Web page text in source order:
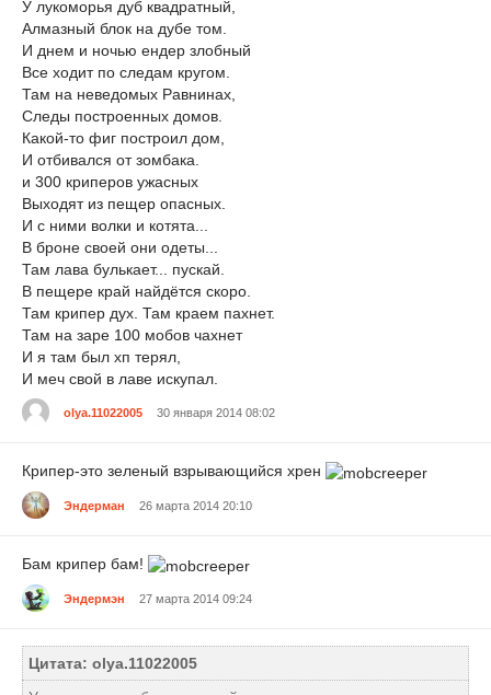
У лукоморья дуб квадратный,
Алмазный блок на дубе том.
И днем и ночью ендер злобный
Все ходит по следам кругом.
Там на неведомых Равнинах,
Следы построенных домов.
Какой-то фиг построил дом,
И отбивался от зомбака.
и 300 криперов ужасных
Выходят из пещер опасных.
И с ними волки и котята...
В броне своей они одеты...
Там лава булькает... пускай.
В пещере край найдётся скоро.
Там крипер дух. Там краем пахнет.
Там на заре 100 мобов чахнет
И я там был хп терял,
И меч свой в лаве искупал.
olya.11022005 30 января 2014 08:02
Крипер-это зеленый взрывающийся хрен
Эндерман 26 марта 2014 20:10
Бам крипер бам!
Эндермэн 27 марта 2014 09:24
Цитата: olya.11022005